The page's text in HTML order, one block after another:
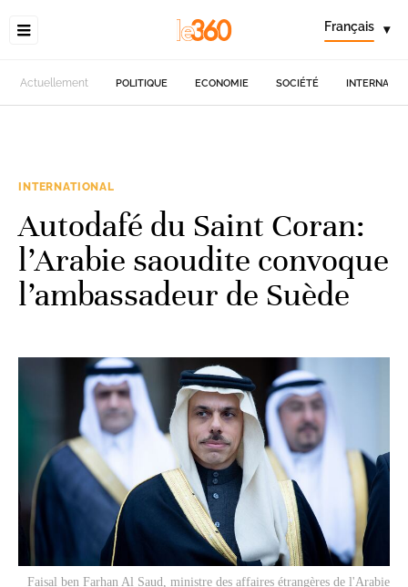
Français ▾
Actuellement POLITIQUE ECONOMIE SOCIÉTÉ
INTERNATIONAL
Autodafé du Saint Coran:
l’Arabie saoudite convoque
l’ambassadeur de Suède
Faisal ben Farhan Al Saud, ministre des affaires étrangères de l'Arabie